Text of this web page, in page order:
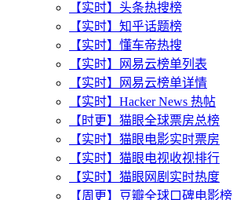
【实时】头条热搜榜
【实时】知乎话题榜
【实时】懂车帝热搜
【实时】网易云榜单列表
【实时】网易云榜单详情
【实时】Hacker News 热帖
【时更】猫眼全球票房总榜
【实时】猫眼电影实时票房
【实时】猫眼电视收视排行
【实时】猫眼网剧实时热度
【周更】豆瓣全球口碑电影榜